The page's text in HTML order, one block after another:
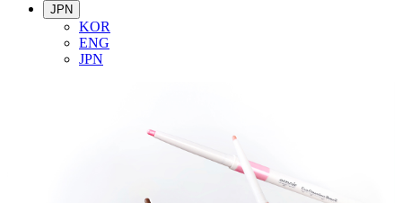
JPN
KOR
ENG
JPN